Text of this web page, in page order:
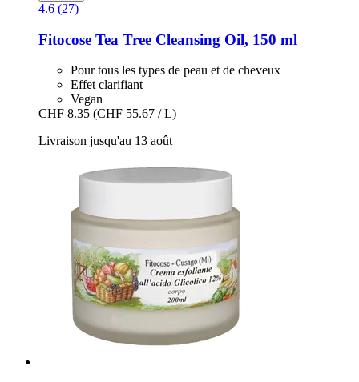
4.6 (27)
Fitocose Tea Tree Cleansing Oil, 150 ml
Pour tous les types de peau et de cheveux
Effet clarifiant
Vegan
CHF 8.35 (CHF 55.67 / L)
Livraison jusqu'au 13 août